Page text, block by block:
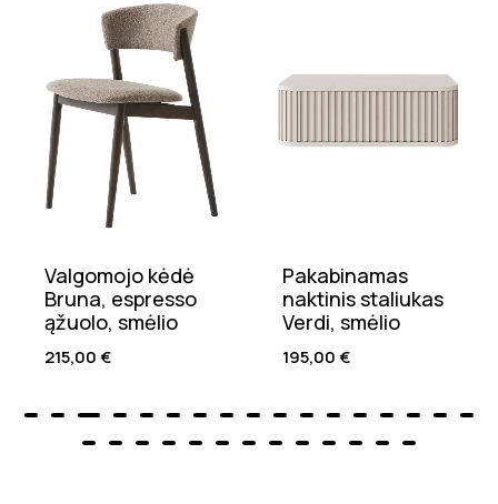
Valgomojo kėdė
Bruna, espresso
ąžuolo, smėlio
215,00€
Pakabinamas
naktinis staliukas
Verdi, smėlio
195,00€